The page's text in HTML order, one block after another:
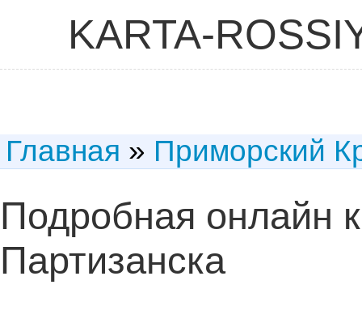
KARTA-
Главная » Приморский
Подробная онлайн
Партизанска